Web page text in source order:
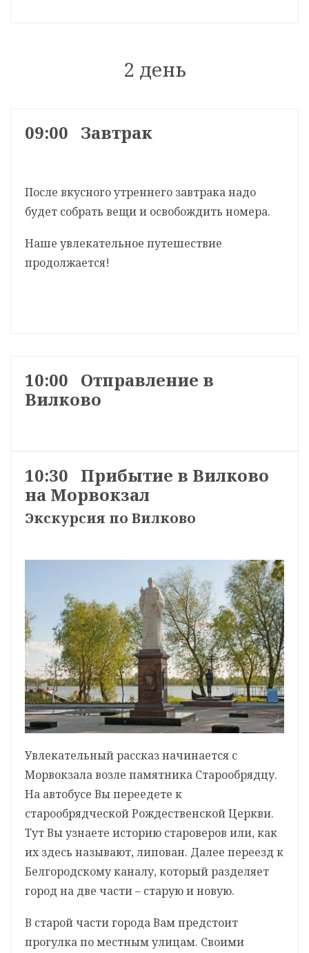
2 день
09:00 Завтрак
После вкусного утреннего завтрака надо
будет собрать вещи и освобождить номера.
Наше увлекательное путешествие
продолжается!
10:00 Отправление в
Вилково
10:30 Прибытие в Вилково
на Морвокзал
Экскурсия по Вилково
Увлекательный рассказ начинается с
Морвокзала возле памятника Старообрядцу.
На автобусе Вы переедете к
старообрядческой Рождественской Церкви.
Тут Вы узнаете историю староверов или, как
их здесь называют, липован. Далее переезд к
Белгородскому каналу, который разделяет
город на две части – старую и новую.
В старой части города Вам предстоит
прогулка по местным улицам. Своими